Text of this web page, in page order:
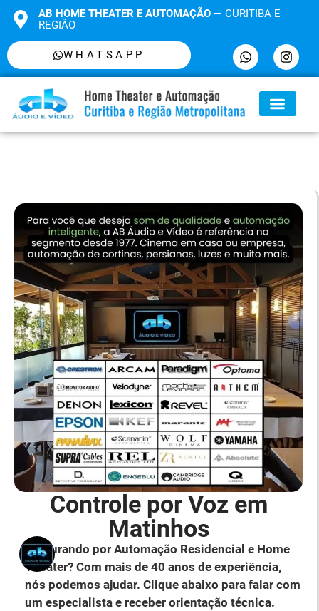
AB HOME THEATER E AUTOMAÇÃO— CURITIBA E
REGIÃO
WHATSAPP
Controle por Voz em
Matinhos
Procurando por Automação Residencial e Home
Theater? Com mais de 40 anos de experiência,
nós podemos ajudar. Clique abaixo para falar com
um especialista e receber orientação técnica.